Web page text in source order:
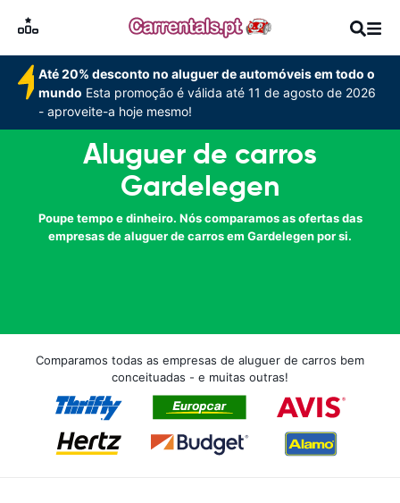
Até 20% desconto no aluguer de automóveis em todo o
mundo Esta promoção é válida até 11 de agosto de 2026
- aproveite-a hoje mesmo!
Aluguer de carros
Gardelegen
Poupe tempo e dinheiro. Nós comparamos as ofertas das
empresas de aluguer de carros em Gardelegen por si.
Comparamos todas as empresas de aluguer de carros bem
conceituadas - e muitas outras!